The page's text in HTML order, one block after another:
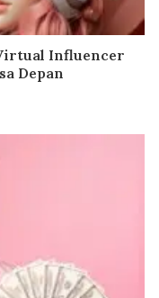
Influencer
Depan